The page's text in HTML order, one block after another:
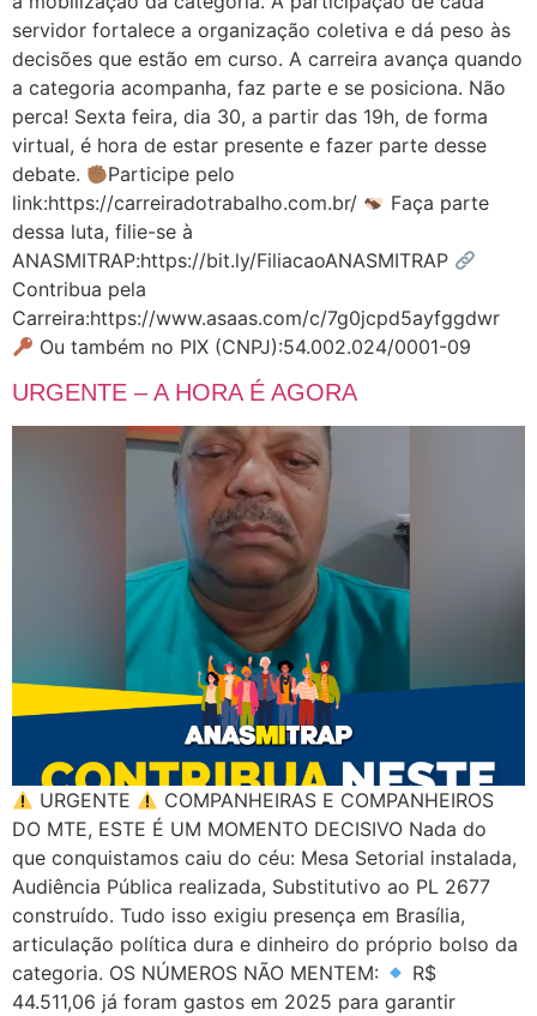
servidor fortalece a organização coletiva e dá peso às
decisões que estão em curso. A carreira avança quando
a categoria acompanha, faz parte e se posiciona. Não
perca! Sexta feira, dia 30, a partir das 19h, de forma
virtual, é hora de estar presente e fazer parte desse
debate.
Participe pelo
link:https://carreiradotrabalho.com.br/
Faça parte
dessa luta, filie-se à
ANASMITRAP:https://bit.ly/FiliacaoANASMITRAP
Contribua pela
Carreira:https://www.asaas.com/c/7g0jcpd5ayfggdwr
Ou também no PIX (CNPJ):54.002.024/0001-09
URGENTE – A HORA É AGORA
URGENTE
COMPANHEIRAS E COMPANHEIROS
DO MTE, ESTE É UM MOMENTO DECISIVO Nada do
que conquistamos caiu do céu: Mesa Setorial instalada,
Audiência Pública realizada, Substitutivo ao PL 2677
construído. Tudo isso exigiu presença em Brasília,
articulação política dura e dinheiro do próprio bolso da
categoria. OS NÚMEROS NÃO MENTEM:
R$
44.511,06 já foram gastos em 2025 para garantir